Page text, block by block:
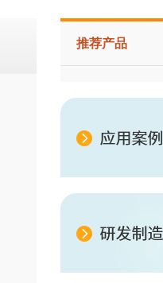
推荐产品